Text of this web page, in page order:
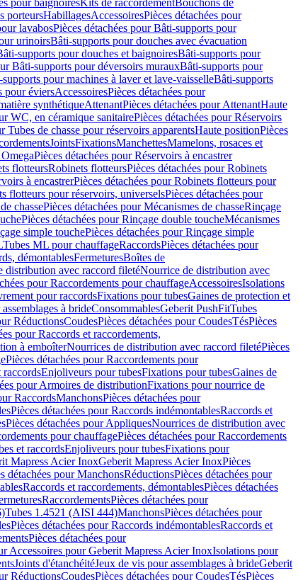
pour baignoiresKits de raccordementBouchons de
porteursHabillagesAccessoiresPièces détachées pour
lavabosPièces détachées pour Bâti-supports pour
urinoirsBâti-supports pour douches avec évacuation
supports pour douches et baignoiresBâti-supports pour
Bâti-supports pour déversoirs murauxBâti-supports pour
pour machines à laver et lave-vaisselleBâti-supports
pour éviersAccessoiresPièces détachées pour
synthétiqueAttenantPièces détachées pour AttenantHaute
WC, en céramique sanitairePièces détachées pour Réservoirs
Tubes de chasse pour réservoirs apparentsHaute positionPièces
JointsFixationsManchettesMamelons, rosaces et
Pièces détachées pour Réservoirs à encastrer
flotteursRobinets flotteursPièces détachées pour Robinets
à encastrerPièces détachées pour Robinets flotteurs pour
flotteurs pour réservoirs, universelsPièces détachées pour
chassePièces détachées pour Mécanismes de chasseRinçage
Pièces détachées pour Rinçage double toucheMécanismes
simple touchePièces détachées pour Rinçage simple
Tubes ML pour chauffageRaccordsPièces détachées pour
démontablesFermeturesBoîtes de
distribution avec raccord filetéNourrice de distribution avec
pour Raccordements pour chauffageAccessoiresIsolations
pour raccordsFixations pour tubesGaines de protection et
à brideConsommablesGeberit PushFitTubes
RéductionsCoudesPièces détachées pour CoudesTésPièces
pour Raccords et raccordements,
à emboîterNourrices de distribution avec raccord filetéPièces
Pièces détachées pour Raccordements pour
raccordsEnjoliveurs pour tubesFixations pour tubesGaines de
pour Armoires de distributionFixations pour nourrice de
RaccordsManchonsPièces détachées pour
Pièces détachées pour Raccords indémontablesRaccords et
Pièces détachées pour AppliquesNourrices de distribution avec
pour chauffagePièces détachées pour Raccordements
et raccordsEnjoliveurs pour tubesFixations pour
Mapress Acier InoxGeberit Mapress Acier InoxPièces
détachées pour ManchonsRéductionsPièces détachées pour
Raccords et raccordements, démontablesPièces détachées
RaccordementsPièces détachées pour
Tubes 1.4521 (AISI 444)ManchonsPièces détachées pour
Pièces détachées pour Raccords indémontablesRaccords et
Pièces détachées pour
Accessoires pour Geberit Mapress Acier InoxIsolations pour
Joints d'étanchéitéJeux de vis pour assemblages à brideGeberit
RéductionsCoudesPièces détachées pour CoudesTésPièces